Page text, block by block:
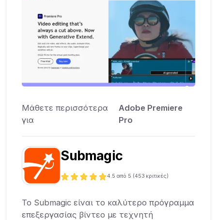
Μάθετε περισσότερα
για
Adobe Premiere
Pro
Submagic
4.5 από 5 (453 κριτικές)
Το Submagic είναι το καλύτερο πρόγραμμα
επεξεργασίας βίντεο με τεχνητή